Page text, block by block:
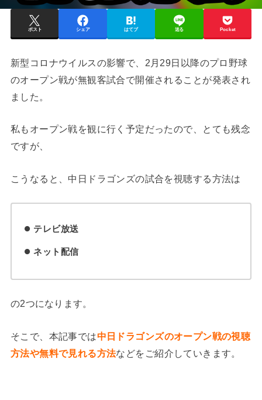
ポスト シェア はてブ 送る Pocket
新型コロナウイルスの影響で、2月29日以降のプロ野球
のオープン戦が無観客試合で開催されることが発表され
ました。
私もオープン戦を観に行く予定だったので、とても残念
ですが、
こうなると、中日ドラゴンズの試合を視聴する方法は
テレビ放送
ネット配信
の2つになります。
そこで、本記事では中日ドラゴンズのオープン戦の視聴
方法や無料で見れる方法などをご紹介していきます。